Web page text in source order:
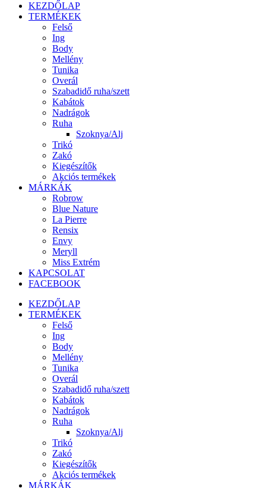
KEZDŐLAP
TERMÉKEK
Felső
Ing
Body
Mellény
Tunika
Overál
Szabadidő ruha/szett
Kabátok
Nadrágok
Ruha
Szoknya/Alj
Trikó
Zakó
Kiegészítők
Akciós termékek
MÁRKÁK
Robrow
Blue Nature
La Pierre
Rensix
Envy
Meryll
Miss Extrém
KAPCSOLAT
FACEBOOK
KEZDŐLAP
TERMÉKEK
Felső
Ing
Body
Mellény
Tunika
Overál
Szabadidő ruha/szett
Kabátok
Nadrágok
Ruha
Szoknya/Alj
Trikó
Zakó
Kiegészítők
Akciós termékek
MÁRKÁK